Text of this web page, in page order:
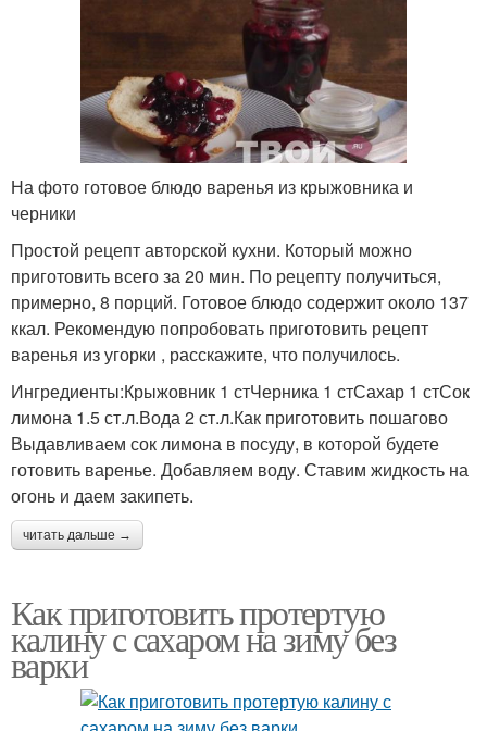
На фото готовое блюдо варенья из крыжовника и
черники
Простой рецепт авторской кухни. Который можно
приготовить всего за 20 мин. По рецепту получиться,
примерно, 8 порций. Готовое блюдо содержит около 137
ккал. Рекомендую попробовать приготовить рецепт
варенья из угорки , расскажите, что получилось.
Ингредиенты:Крыжовник 1 стЧерника 1 стСахар 1 стСок
лимона 1.5 ст.л.Вода 2 ст.л.Как приготовить пошагово
Выдавливаем сок лимона в посуду, в которой будете
готовить варенье. Добавляем воду. Ставим жидкость на
огонь и даем закипеть.
читать дальше →
Как приготовить протертую
калину с сахаром на зиму без
варки